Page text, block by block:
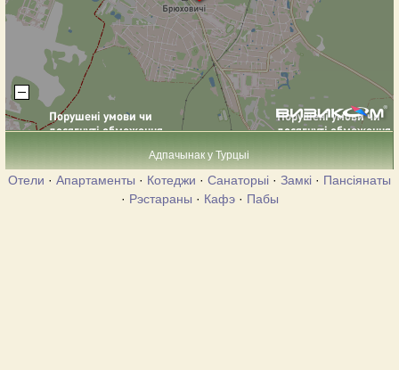
Адпачынак у Турцыі
Отели · Апартаменты · Котеджи · Санаторыі · Замкі · Пансіянаты
· Рэстараны · Кафэ· Пабы